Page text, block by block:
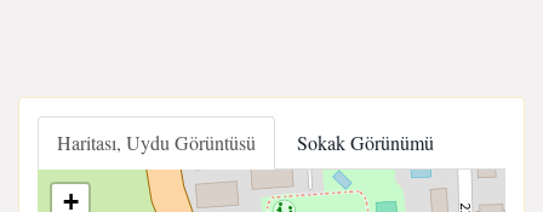
Haritası, Uydu Görüntüsü Sokak Görünümü
+